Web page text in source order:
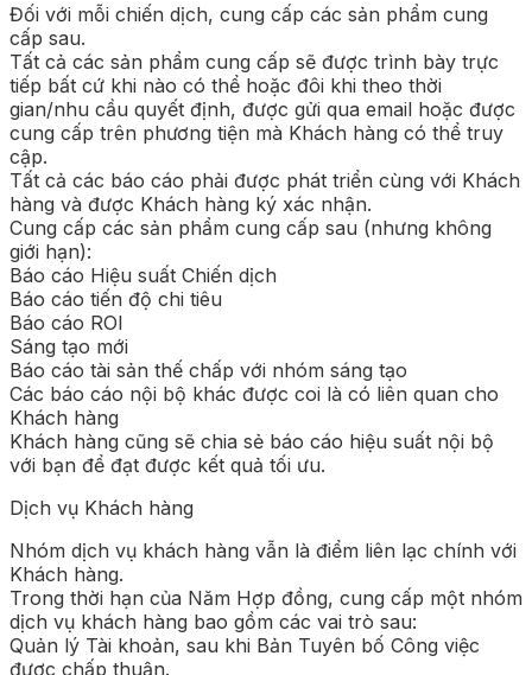
Đối với mỗi chiến dịch, cung cấp các sản phẩm cung
cấp sau.
Tất cả các sản phẩm cung cấp sẽ được trình bày trực
tiếp bất cứ khi nào có thể hoặc đôi khi theo thời
gian/nhu cầu quyết định, được gửi qua email hoặc được
cung cấp trên phương tiện mà Khách hàng có thể truy
cập.
Tất cả các báo cáo phải được phát triển cùng với Khách
hàng và được Khách hàng ký xác nhận.
Cung cấp các sản phẩm cung cấp sau (nhưng không
giới hạn):
Báo cáo Hiệu suất Chiến dịch
Báo cáo tiến độ chi tiêu
Báo cáo ROI
Sáng tạo mới
Báo cáo tài sản thế chấp với nhóm sáng tạo
Các báo cáo nội bộ khác được coi là có liên quan cho
Khách hàng
Khách hàng cũng sẽ chia sẻ báo cáo hiệu suất nội bộ
với bạn để đạt được kết quả tối ưu.
Dịch vụ Khách hàng
Nhóm dịch vụ khách hàng vẫn là điểm liên lạc chính với
Khách hàng.
Trong thời hạn của Năm Hợp đồng, cung cấp một nhóm
dịch vụ khách hàng bao gồm các vai trò sau:
Quản lý Tài khoản, sau khi Bản Tuyên bố Công việc
được chấp thuận.